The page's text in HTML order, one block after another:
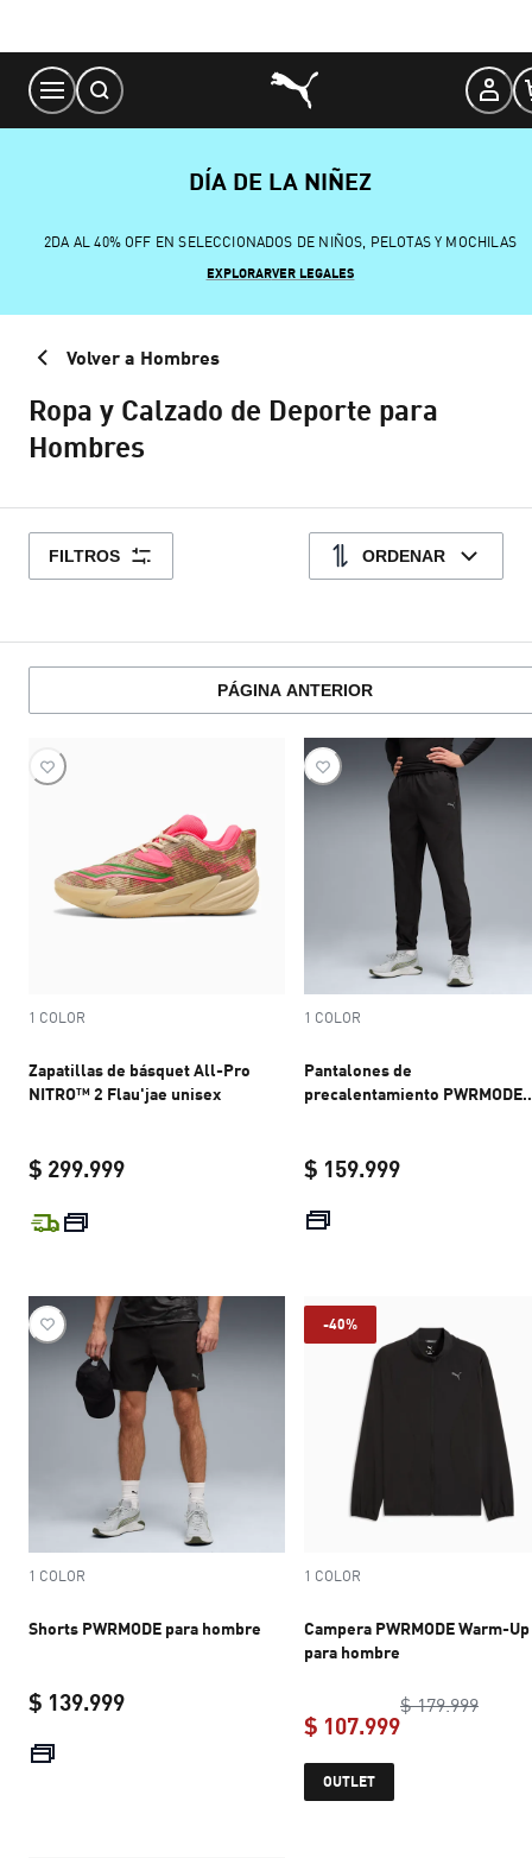
Content
DÍA DE LA NIÑEZ
2DA AL 40% OFF EN SELECCIONADOS DE NIÑOS, PELOTAS Y MOCHILAS
EXPLORARVER LEGALES
Volver a Hombres
Ropa y Calzado de Deporte para
Hombres
FILTROS ORDENAR
PÁGINA ANTERIOR
1 COLOR
Zapatillas de básquet All-Pro
NITRO™ 2 Flau'jae unisex
$ 299.999
current price $ 299.999
1 COLOR
Pantalones de
precalentamiento PWRMODE
$ 159.999
1 COLOR
Shorts PWRMODE para hombre
$ 139.999
-40%
1 COLOR
Campera PWRMODE Warm-Up
para hombre
$ 179.999
$ 107.999
OUTLET